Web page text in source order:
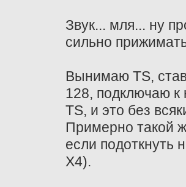
Звук... мля... ну
сильно
Вынимаю TS,
128, подключаю к
TS, и это без
Примерно такой
если подоткнуть
X4).